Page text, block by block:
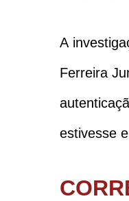
A
Ferreira
estivesse